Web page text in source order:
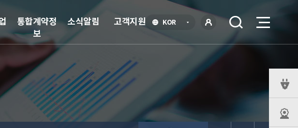
KOR언
그인
통합계약정
보
소식알림 고객지원
뉴